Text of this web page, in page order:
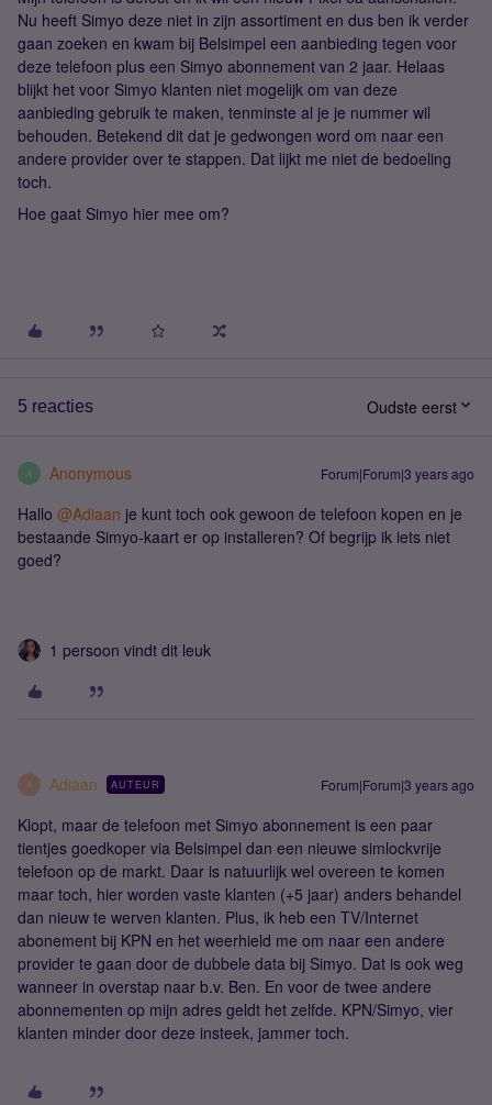
Nu heeft Simyo deze niet in zijn assortiment en dus ben ik verder
gaan zoeken en kwam bij Belsimpel een aanbieding tegen voor
deze telefoon plus een Simyo abonnement van 2 jaar. Helaas
blijkt het voor Simyo klanten niet mogelijk om van deze
aanbieding gebruik te maken, tenminste al je je nummer wil
behouden. Betekend dit dat je gedwongen word om naar een
andere provider over te stappen. Dat lijkt me niet de bedoeling
toch.
Hoe gaat Simyo hier mee om?
5 reacties Oudste eerst
A Anonymous Forum|Forum|3 years ago
Hallo @Adiaan je kunt toch ook gewoon de telefoon kopen en je
bestaande Simyo-kaart er op installeren? Of begrijp ik iets niet
goed?
1 persoon vindt dit leuk
A Adiaan AUTEUR Forum|Forum|3 years ago
Klopt, maar de telefoon met Simyo abonnement is een paar
tientjes goedkoper via Belsimpel dan een nieuwe simlockvrije
telefoon op de markt. Daar is natuurlijk wel overeen te komen
maar toch, hier worden vaste klanten (+5 jaar) anders behandel
dan nieuw te werven klanten. Plus, ik heb een TV/Internet
abonement bij KPN en het weerhield me om naar een andere
provider te gaan door de dubbele data bij Simyo. Dat is ook weg
wanneer in overstap naar b.v. Ben. En voor de twee andere
abonnementen op mijn adres geldt het zelfde. KPN/Simyo, vier
klanten minder door deze insteek, jammer toch.